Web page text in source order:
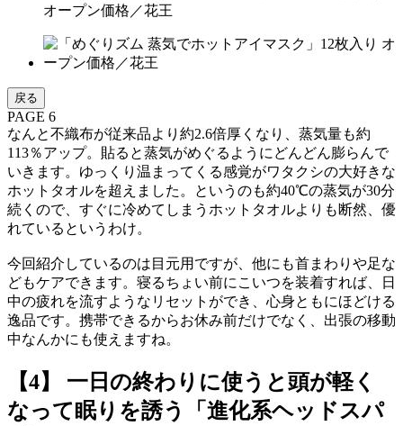
オープン価格／花王
戻る
PAGE 6
なんと不織布が従来品より約2.6倍厚くなり、蒸気量も約
113％アップ。貼ると蒸気がめぐるようにどんどん膨らんで
いきます。ゆっくり温まってくる感覚がワタクシの大好きな
ホットタオルを超えました。というのも約40℃の蒸気が30分
続くので、すぐに冷めてしまうホットタオルよりも断然、優
れているというわけ。
今回紹介しているのは目元用ですが、他にも首まわりや足な
どもケアできます。寝るちょい前にこいつを装着すれば、日
中の疲れを流すようなリセットができ、心身ともにほどける
逸品です。携帯できるからお休み前だけでなく、出張の移動
中なんかにも使えますね。
【4】 一日の終わりに使うと頭が軽く
なって眠りを誘う「進化系ヘッドスパ